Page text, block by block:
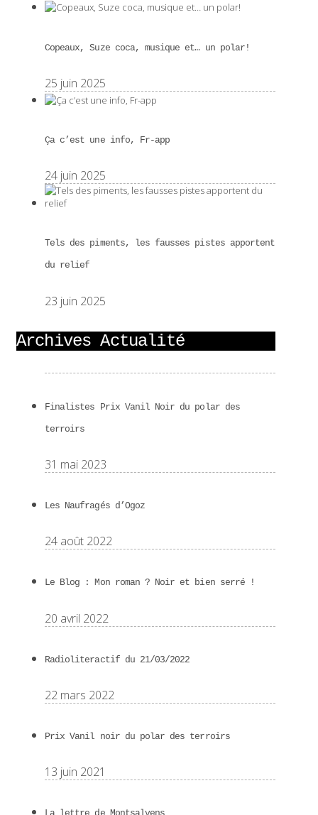
Copeaux, Suze coca, musique et… un polar!
25 juin 2025
Ça c’est une info, Fr-app
24 juin 2025
Tels des piments, les fausses pistes apportent
du relief
23 juin 2025
Archives Actualité
Finalistes Prix Vanil Noir du polar des
terroirs
31 mai 2023
Les Naufragés d’Ogoz
24 août 2022
Le Blog : Mon roman ? Noir et bien serré !
20 avril 2022
Radioliteractif du 21/03/2022
22 mars 2022
Prix Vanil noir du polar des terroirs
13 juin 2021